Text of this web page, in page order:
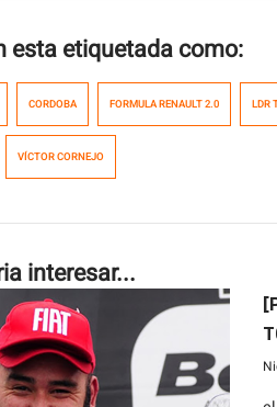
esta etiquetada como:
CORDOBA FORMULA RENAULT 2.0 LDR
VÍCTOR CORNEJO
interesar...